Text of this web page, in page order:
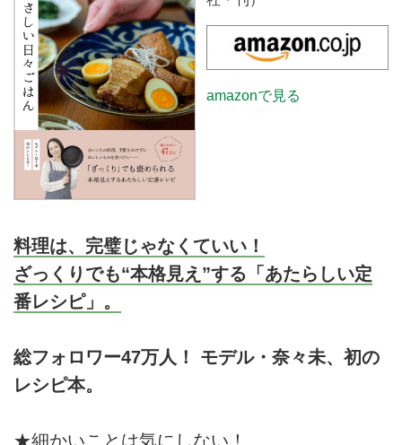
amazonで見る
料理は、完璧じゃなくていい！
ざっくりでも“本格見え”する「あたらしい定
番レシピ」。
総フォロワー47万人！ モデル・奈々未、初の
レシピ本。
★細かいことは気にしない！